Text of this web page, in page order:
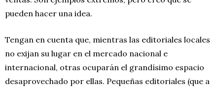
pueden hacer una idea.
Tengan en cuenta que, mientras las editoriales locales
no exijan su lugar en el mercado nacional e
internacional, otras ocuparán el grandísimo espacio
desaprovechado por ellas. Pequeñas editoriales (que a